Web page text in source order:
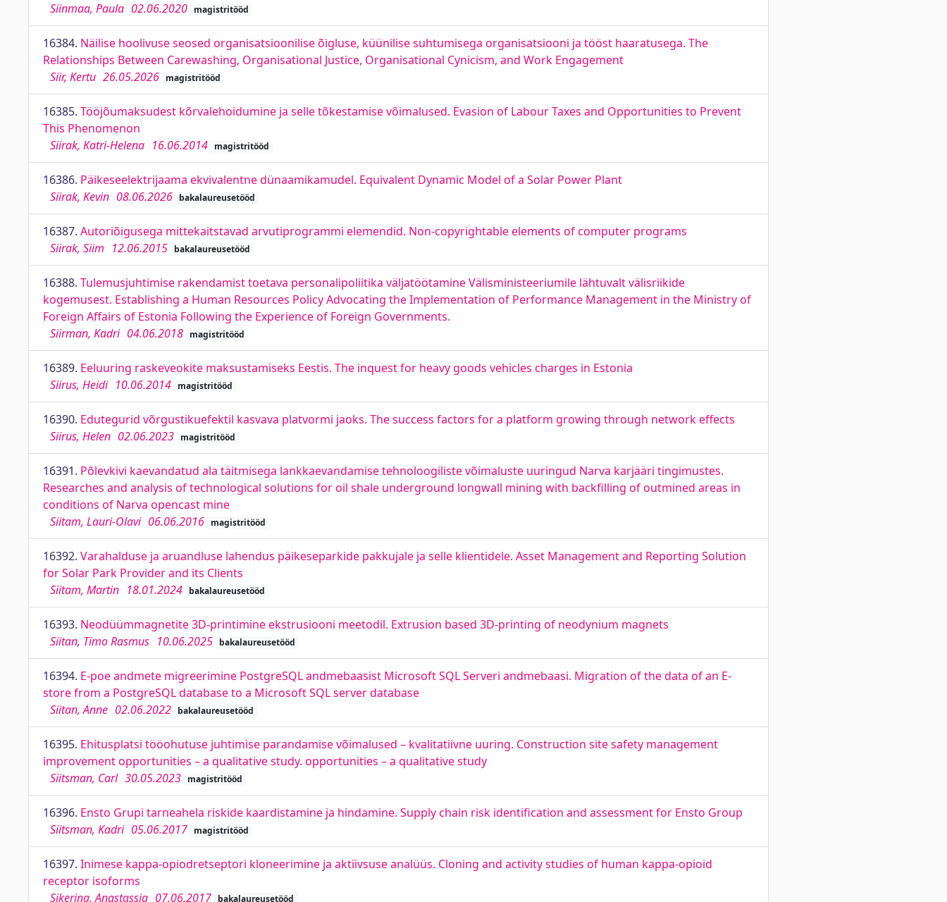
Siinmaa, Paula 02.06.2020 magistritööd
16384. Näilise hoolivuse seosed organisatsioonilise õigluse, küünilise suhtumisega organisatsiooni ja tööst haaratusega. The
Relationships Between Carewashing, Organisational Justice, Organisational Cynicism, and Work Engagement
Siir, Kertu 26.05.2026 magistritööd
16385. Tööjõumaksudest kõrvalehoidumine ja selle tõkestamise võimalused. Evasion of Labour Taxes and Opportunities to Prevent
This Phenomenon
Siirak, Katri-Helena 16.06.2014 magistritööd
16386. Päikeseelektrijaama ekvivalentne dünaamikamudel. Equivalent Dynamic Model of a Solar Power Plant
Siirak, Kevin 08.06.2026 bakalaureusetööd
16387. Autoriõigusega mittekaitstavad arvutiprogrammi elemendid. Non-copyrightable elements of computer programs
Siirak, Siim 12.06.2015 bakalaureusetööd
16388. Tulemusjuhtimise rakendamist toetava personalipoliitika väljatöötamine Välisministeeriumile lähtuvalt välisriikide
kogemusest. Establishing a Human Resources Policy Advocating the Implementation of Performance Management in the Ministry of
Foreign Affairs of Estonia Following the Experience of Foreign Governments.
Siirman, Kadri 04.06.2018 magistritööd
16389. Eeluuring raskeveokite maksustamiseks Eestis. The inquest for heavy goods vehicles charges in Estonia
Siirus, Heidi 10.06.2014 magistritööd
16390. Edutegurid võrgustikuefektil kasvava platvormi jaoks. The success factors for a platform growing through network effects
Siirus, Helen 02.06.2023 magistritööd
16391. Põlevkivi kaevandatud ala täitmisega lankkaevandamise tehnoloogiliste võimaluste uuringud Narva karjääri tingimustes.
Researches and analysis of technological solutions for oil shale underground longwall mining with backfilling of outmined areas in
conditions of Narva opencast mine
Siitam, Lauri-Olavi 06.06.2016 magistritööd
16392. Varahalduse ja aruandluse lahendus päikeseparkide pakkujale ja selle klientidele. Asset Management and Reporting Solution
for Solar Park Provider and its Clients
Siitam, Martin 18.01.2024 bakalaureusetööd
16393. Neodüümmagnetite 3D-printimine ekstrusiooni meetodil. Extrusion based 3D-printing of neodynium magnets
Siitan, Timo Rasmus 10.06.2025 bakalaureusetööd
16394. E-poe andmete migreerimine PostgreSQL andmebaasist Microsoft SQL Serveri andmebaasi. Migration of the data of an E-
store from a PostgreSQL database to a Microsoft SQL server database
Siitan, Anne 02.06.2022 bakalaureusetööd
16395. Ehitusplatsi tööohutuse juhtimise parandamise võimalused – kvalitatiivne uuring. Construction site safety management
improvement opportunities – a qualitative study. opportunities – a qualitative study
Siitsman, Carl 30.05.2023 magistritööd
16396. Ensto Grupi tarneahela riskide kaardistamine ja hindamine. Supply chain risk identification and assessment for Ensto Group
Siitsman, Kadri 05.06.2017 magistritööd
16397. Inimese kappa-opiodretseptori kloneerimine ja aktiivsuse analüüs. Cloning and activity studies of human kappa-opioid
receptor isoforms
Sikerina, Anastassia 07.06.2017 bakalaureusetööd